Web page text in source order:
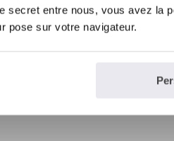
secret entre nous, vous avez la
pose sur votre navigateur.